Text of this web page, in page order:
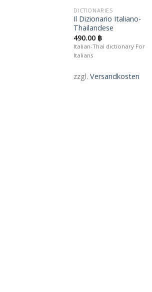
Auf die
Wunschliste
DICTIONARIES
Il Dizionario Italiano-
Thailandese
490.00 ฿
Italian-Thai dictionary For
Italians
zzgl. Versandkosten